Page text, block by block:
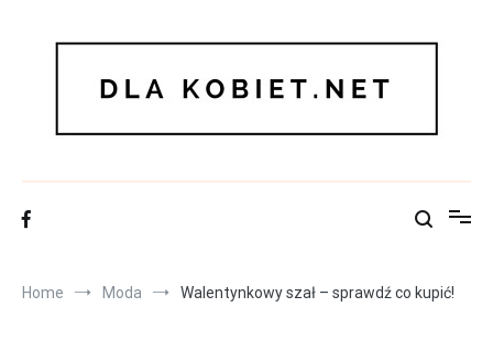
content
Dla kobiet
Home Moda Walentynkowy szał – sprawdź co kupić!